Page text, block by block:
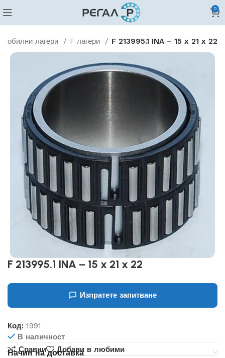
0
лагери F лагери F 213995.1 INA – 15 x 21 x 22
F 213995.1 INA – 15 x 21 x 22
Изпратете запитване
Код:1991
В наличност
Сравни
Добави в любими
Начин на доставка